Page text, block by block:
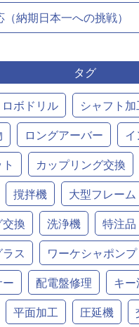
納期日本一への挑戦）
タグ
ロボドリル
シャフト
ロングアーバー
カップリング交換
撹拌機
大型フレーム
換
洗浄機
特注品
ス
ワーケシャポンプ
配電盤修理
キ
平面加工 圧延機